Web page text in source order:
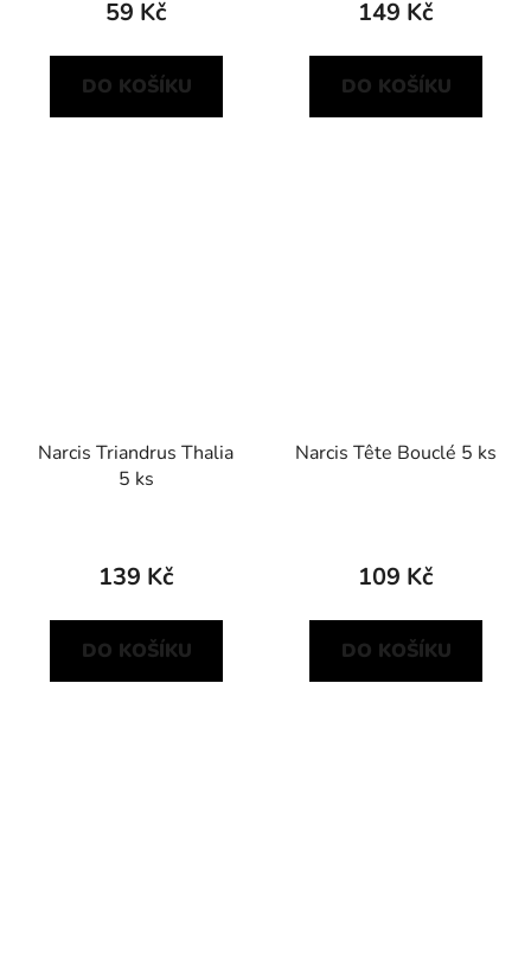
59 Kč
DO KOŠÍKU
149 Kč
DO KOŠÍKU
Narcis Triandrus Thalia
5 ks
139 Kč
DO KOŠÍKU
Narcis Tête Bouclé 5 ks
109 Kč
DO KOŠÍKU